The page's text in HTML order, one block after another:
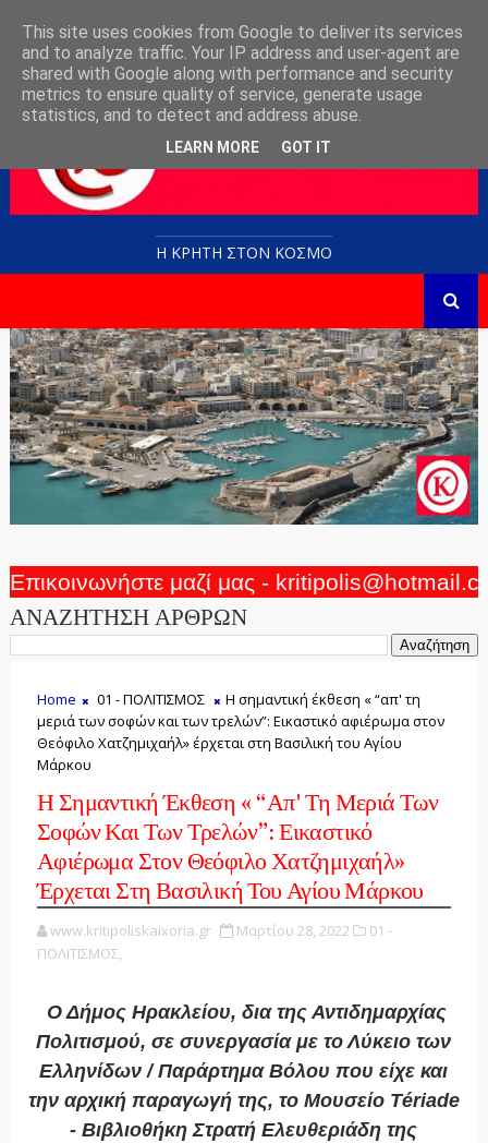
Η ΚΡΗΤΗ ΣΤΟN KOΣΜΟ
Επικοινωνήστε μαζί μας -
ΑΝΑΖΗΤΗΣΗ ΑΡΘΡΩΝ
Home 01 - ΠΟΛΙΤΙΣΜΟΣ
Η σημαντική έκθεση « “απ' τη
μεριά των σοφών και των τρελών”: Εικαστικό αφιέρωμα στον
Θεόφιλο Χατζημιχαήλ» έρχεται στη Βασιλική του Αγίου
Μάρκου
Η Σημαντική Έκθεση « “απ' Τη Μεριά Των
Σοφών Και Των Τρελών”: Εικαστικό
Αφιέρωμα Στον Θεόφιλο Χατζημιχαήλ»
Έρχεται Στη Βασιλική Του Αγίου Μάρκου
www.kritipoliskaixoria.gr Μαρτίου 28, 2022
01 -
ΠΟΛΙΤΙΣΜΟΣ,
Ο Δήμος Ηρακλείου, δια της Αντιδημαρχίας
Πολιτισμού, σε συνεργασία με το Λύκειο των
Ελληνίδων / Παράρτημα Βόλου που είχε και
την αρχική παραγωγή της, το Μουσείο Tériade
- Βιβλιοθήκη Στρατή Ελευθεριάδη της
This site uses cookies from Google to deliver its services
and to analyze traffic. Your IP address and user-agent are
shared with Google along with performance and security
metrics to ensure quality of service, generate usage
statistics, and to detect and address abuse.
LEARN MORE GOT IT